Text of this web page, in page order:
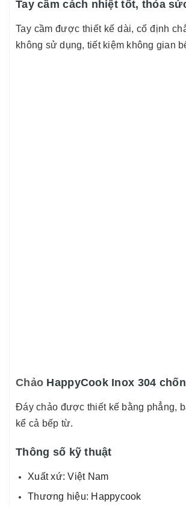
Tay cầm cách nhiệt tốt, thỏa
Tay cầm được thiết kế dài, cố định
không sử dụng, tiết kiệm không gian
Chảo HappyCook Inox 304
Đáy chảo được thiết kế bằng phẳng,
kể cả bếp từ.
Thông số kỹ thuật
Xuất xứ: Việt Nam
Thương hiệu: Happycook